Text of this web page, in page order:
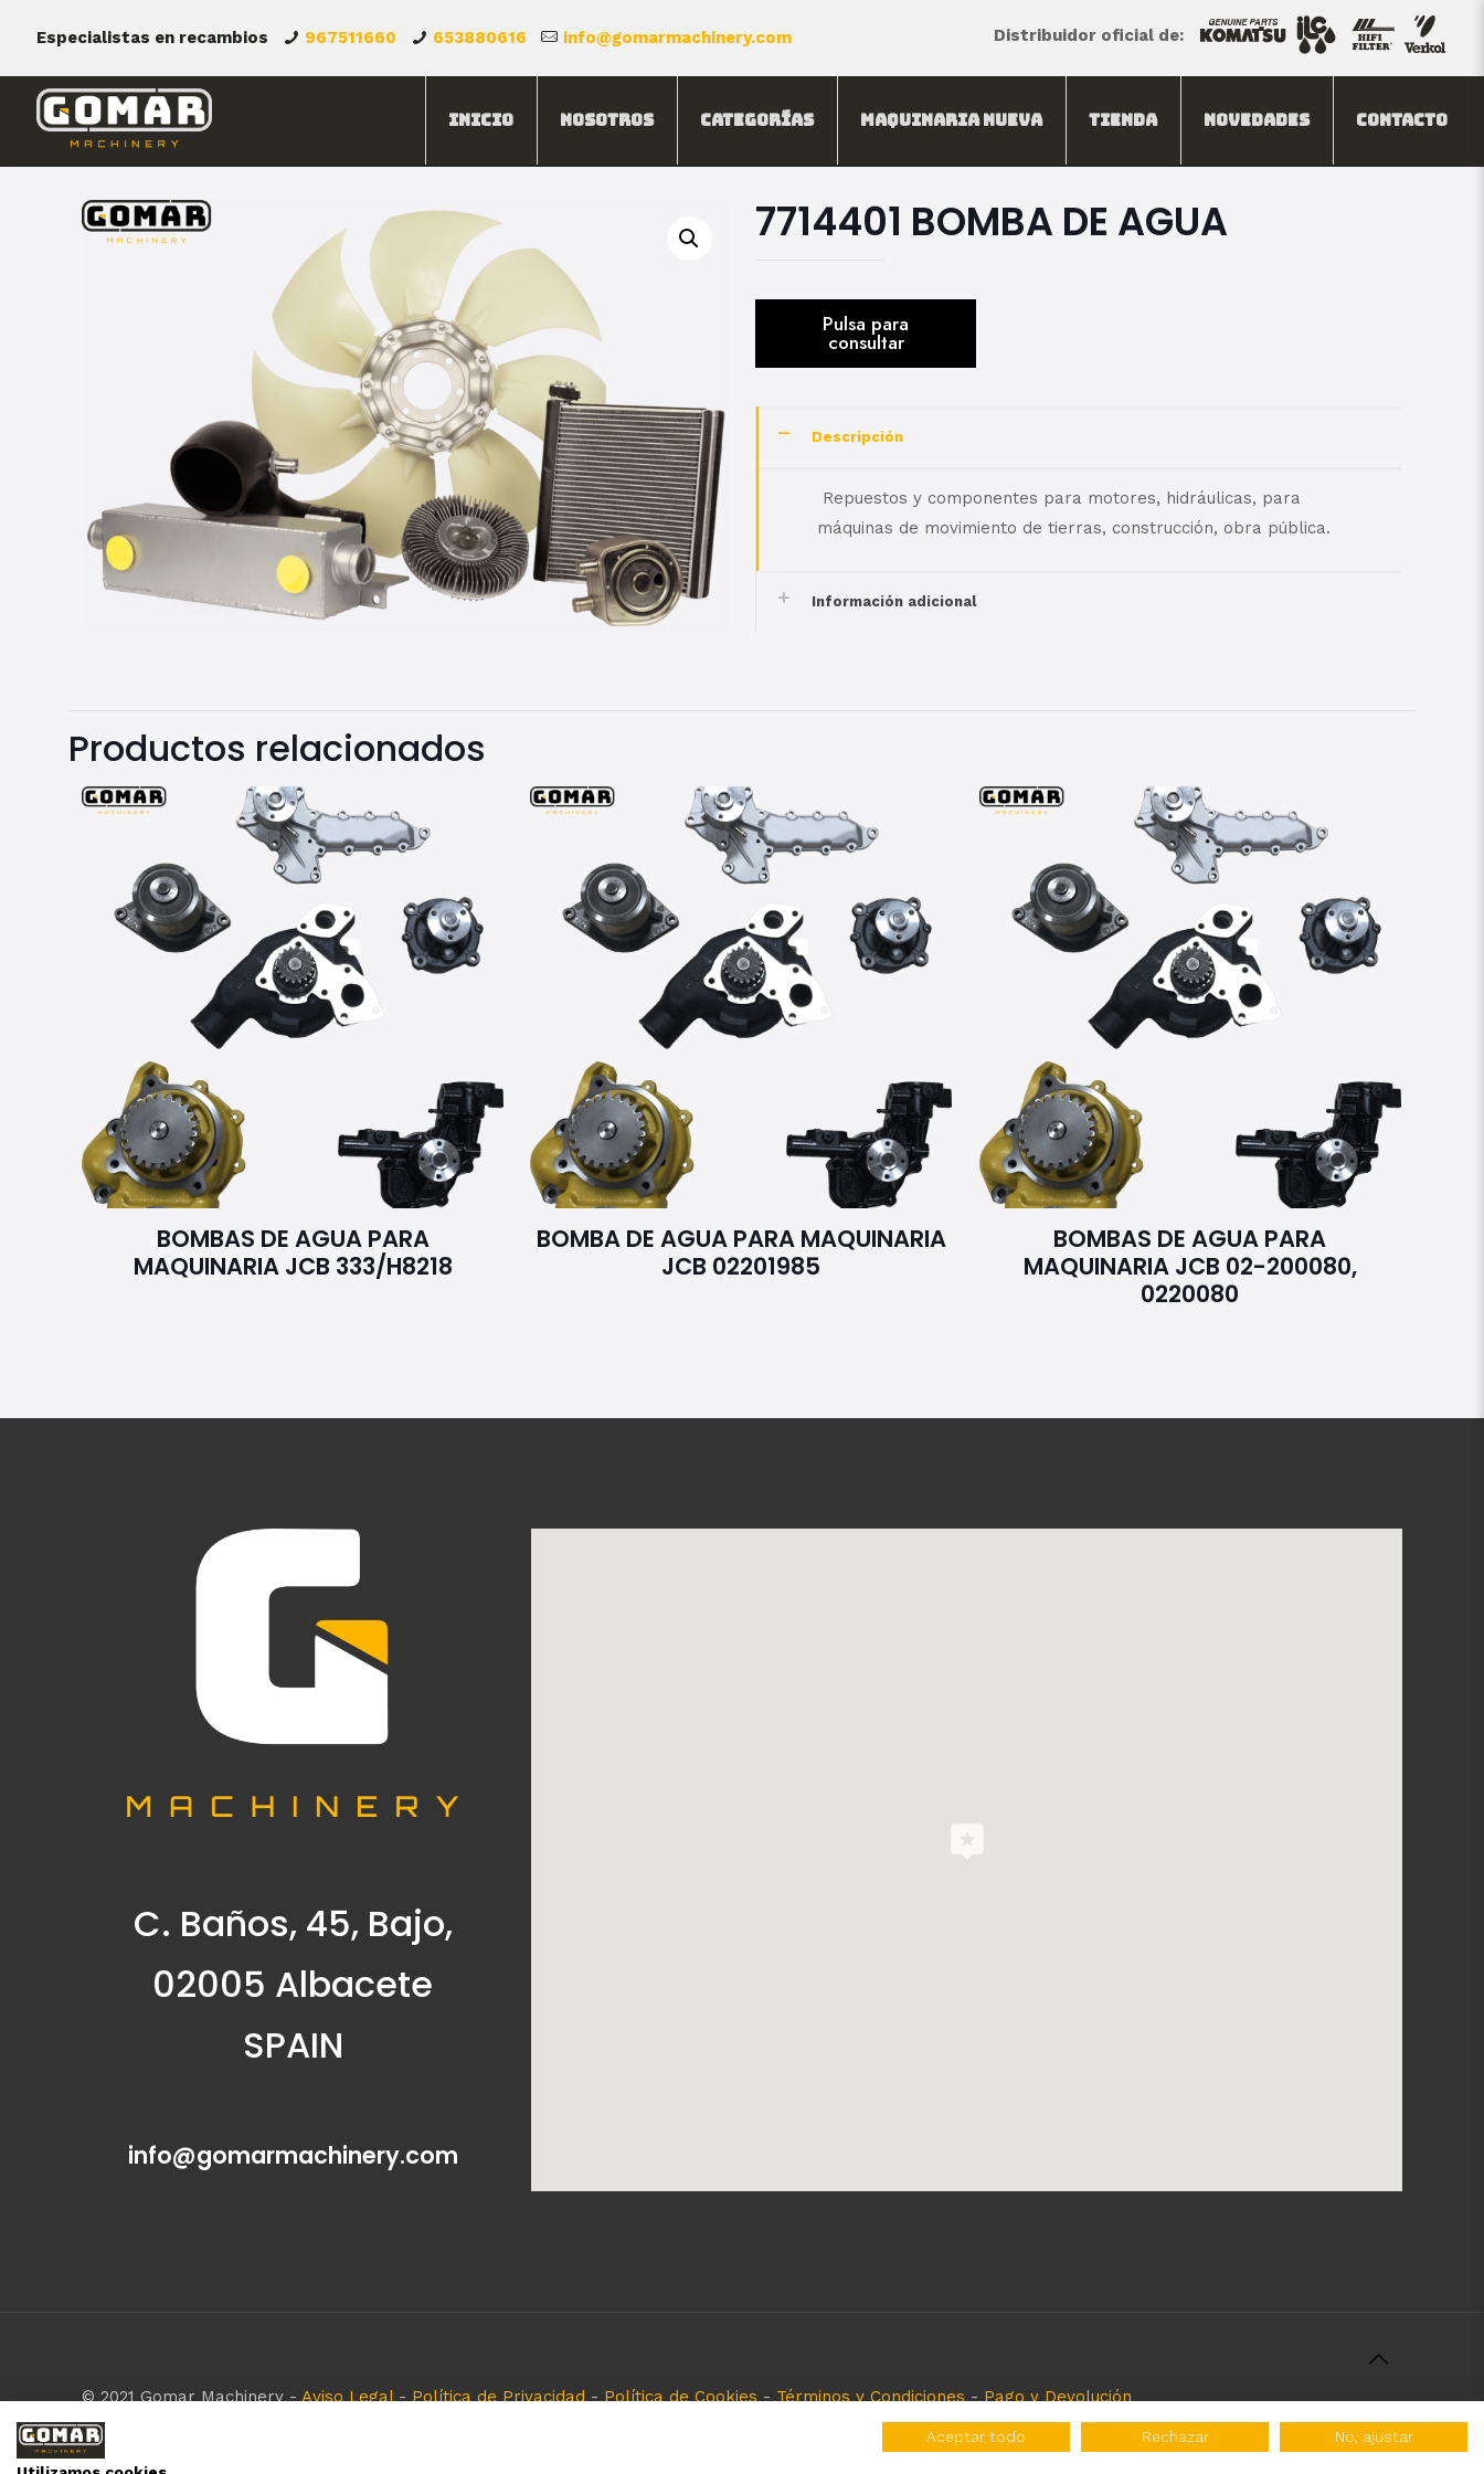
Especialistas en recambios 967511660 653880616 info@gomarmachinery.com Distribuidor oficial de:
Inicio Nosotros Categorías Maquinaria Nueva Tienda Novedades Contacto
7714401 BOMBA DE AGUA
Descripción
Repuestos y componentes para motores, hidráulicas, para
máquinas de movimiento de tierras, construcción, obra pública.
Información adicional
Productos relacionados
BOMBAS DE AGUA PARA
MAQUINARIA JCB 333/H8218
BOMBA DE AGUA PARA MAQUINARIA
JCB 02201985
BOMBAS DE AGUA PARA
MAQUINARIA JCB 02-200080,
0220080
C. Baños, 45, Bajo,
02005 Albacete
SPAIN
info@gomarmachinery.com
© 2021 Gomar Machinery -Aviso Legal-Política de Privacidad-Política de Cookies-Términos y Condiciones-Pago y Devolución
Todas las marcas aquí mencionadas son de simple referencia, es solo para especificar los productos que comercializamos y el servicio que brindamos. Nuestra
empresa respeta todos los derechos de marca reservados y registrados por cada fabricante sin tomarse ningún tipo de atribuciones no esatablecidas.
Aceptar todo Rechazar No, ajustar